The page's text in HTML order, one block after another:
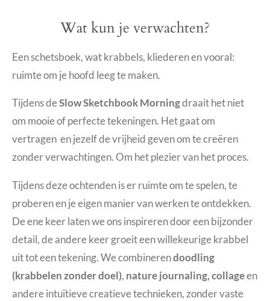
Wat kun je verwachten?
Een schetsboek, wat krabbels, kliederen en vooral:
ruimte om je hoofd leeg te maken.
Tijdens deSlow Sketchbook Morningdraait het niet
om mooie of perfecte tekeningen. Het gaat om
vertragen en jezelf de vrijheid geven om te creëren
zonder verwachtingen. Om het plezier van het proces.
Tijdens deze ochtenden is er ruimte om te spelen, te
proberen en je eigen manier van werken te ontdekken.
De ene keer laten we ons inspireren door een bijzonder
detail, de andere keer groeit een willekeurige krabbel
uit tot een tekening. We combinerendoodling
(krabbelen zonder doel), nature journaling, collageen
andere intuïtieve creatieve technieken, zonder vaste